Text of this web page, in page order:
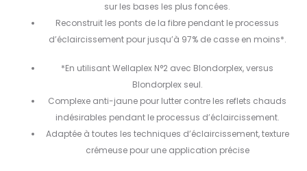
sur les bases les plus foncées.
Reconstruit les ponts de la fibre pendant le processus
d’éclaircissement pour jusqu’à 97% de casse en moins*.
*En utilisant Wellaplex N°2 avec Blondorplex, versus
Blondorplex seul.
Complexe anti-jaune pour lutter contre les reflets chauds
indésirables pendant le processus d’éclaircissement.
Adaptée à toutes les techniques d’éclaircissement, texture
crémeuse pour une application précise